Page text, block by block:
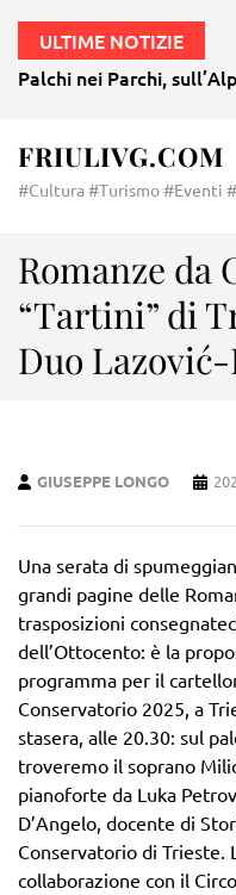
ULTIME NOTIZIE
Palchi nei Parchi,
FRIULIVG.COM
#Cultura #Turismo #Eventi
Romanze da
“Tartini” di
Duo
GIUSEPPE LONGO
Una serata di
grandi pagine delle
trasposizioni
dell’Ottocento: è la
programma per il
Conservatorio 2025, a
stasera, alle 20.30: sul
troveremo il soprano
pianoforte da Luka
D’Angelo, docente di
Conservatorio di Trieste.
collaborazione con il